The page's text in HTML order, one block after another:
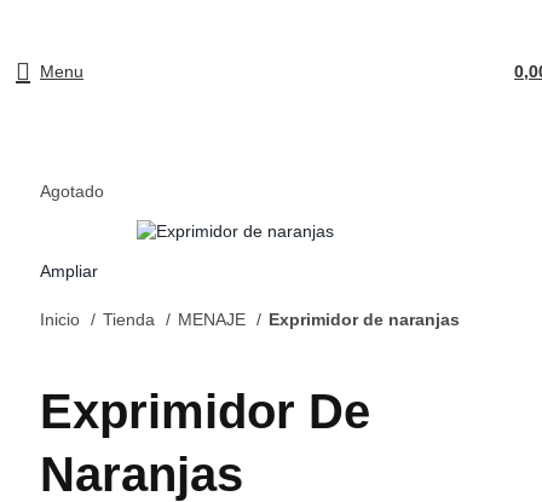
Menu
Agotado
Ampliar
Inicio Tienda MENAJE Exprimidor de naranjas
Exprimidor De
Naranjas